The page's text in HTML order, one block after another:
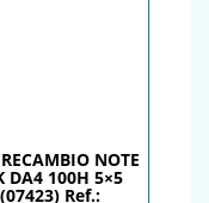
NOTE
DA4 100H 5×5
Ref.: